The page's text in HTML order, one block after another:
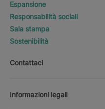
Espansione
Responsabilità sociali
Sala stampa
Sostenibilità
Contattaci
Informazioni legali